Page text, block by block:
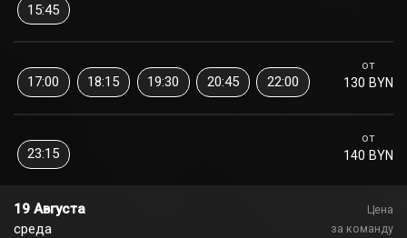
15:45
от
130 BYN
17:00 18:15 19:30 20:45 22:00
от
140 BYN
23:15
19 Августа
среда
Цена
за команду